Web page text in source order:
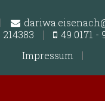
214383
49 0171 -
Impressum